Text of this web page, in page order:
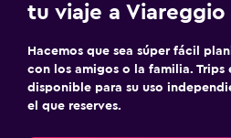
tu viaje a Viareggio
Hacemos que sea súper fácil
con los amigos o la familia. Trips
disponible para su uso
el que reserves.